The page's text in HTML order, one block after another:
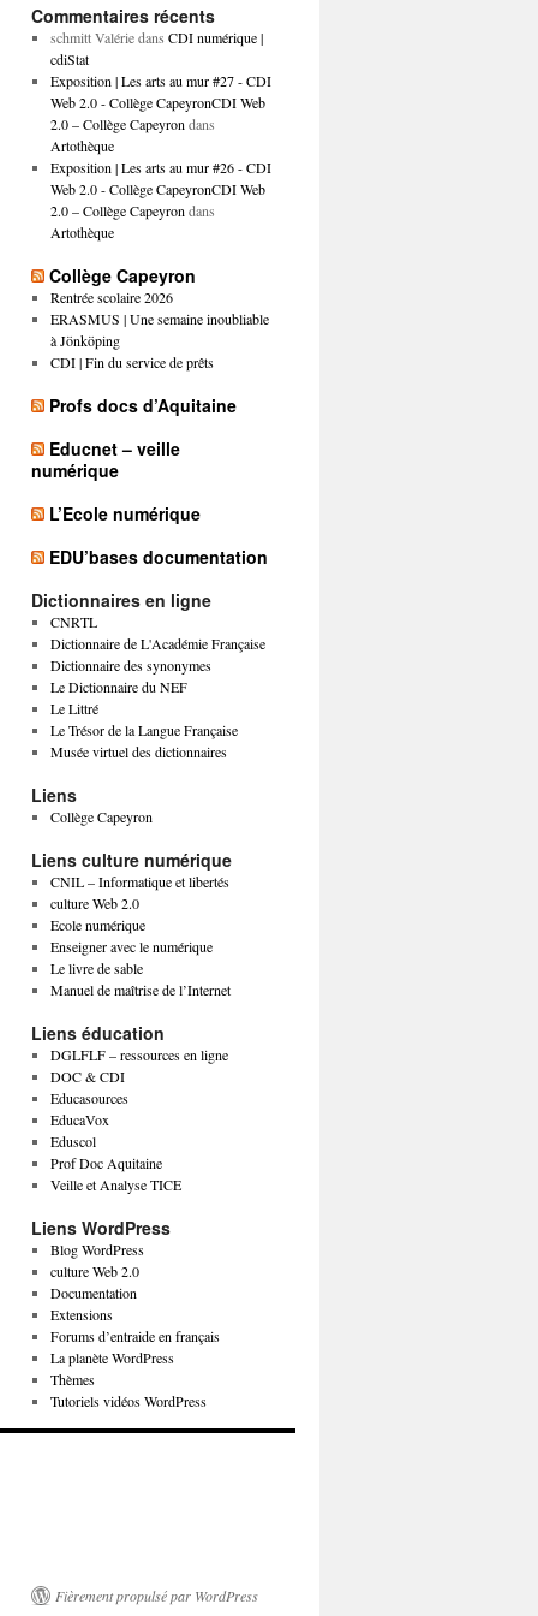
Commentaires récents
schmitt Valériedans CDI numérique |
cdiStat
Exposition | Les arts au mur #27 - CDI
Web 2.0 - Collège CapeyronCDI Web
2.0 – Collège Capeyron dans
Artothèque
Exposition | Les arts au mur #26 - CDI
Web 2.0 - Collège CapeyronCDI Web
2.0 – Collège Capeyron dans
Artothèque
Collège Capeyron
Rentrée scolaire 2026
ERASMUS | Une semaine inoubliable
à Jönköping
CDI | Fin du service de prêts
Profs docs d’Aquitaine
Educnet – veille
numérique
L’Ecole numérique
EDU’bases documentation
Dictionnaires en ligne
CNRTL
Dictionnaire de L'Académie Française
Dictionnaire des synonymes
Le Dictionnaire du NEF
Le Littré
Le Trésor de la Langue Française
Musée virtuel des dictionnaires
Liens
Collège Capeyron
Liens culture numérique
CNIL – Informatique et libertés
culture Web 2.0
Ecole numérique
Enseigner avec le numérique
Le livre de sable
Manuel de maîtrise de l’Internet
Liens éducation
DGLFLF – ressources en ligne
DOC & CDI
Educasources
EducaVox
Eduscol
Prof Doc Aquitaine
Veille et Analyse TICE
Liens WordPress
Blog WordPress
culture Web 2.0
Documentation
Extensions
Forums d’entraide en français
La planète WordPress
Thèmes
Tutoriels vidéos WordPress
Fièrement propulsé par WordPress